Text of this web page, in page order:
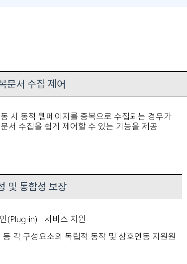
문서 수집 제어
시 동적 웹페이지를 중복으로 수집되는 경우가
서 수집을 쉽게 제어할 수 있는 기능을 제공
및 통합성 보장
(Plug-in) 서비스 지원
각 구성요소의 독립적 동작 및 상호연동 지원원